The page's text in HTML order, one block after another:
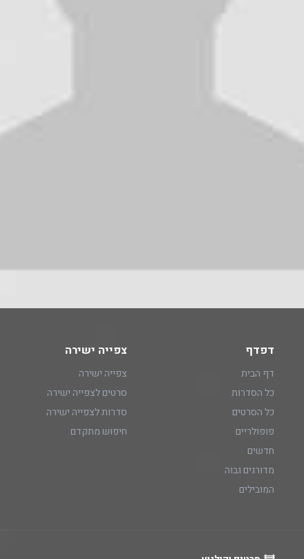
דפדף
דף הבית
כל הסדרות
כל הסרטים
פופולריים
חדשים
מדורגים גבוה
המובילים
צפייה ישירה
צפייה ישירה
סרטים לצפייה ישירה
סדרות לצפייה ישירה
חיפוש מתקדם